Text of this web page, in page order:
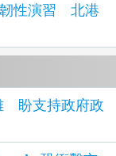
韌性演習 北港
盼支持政府政